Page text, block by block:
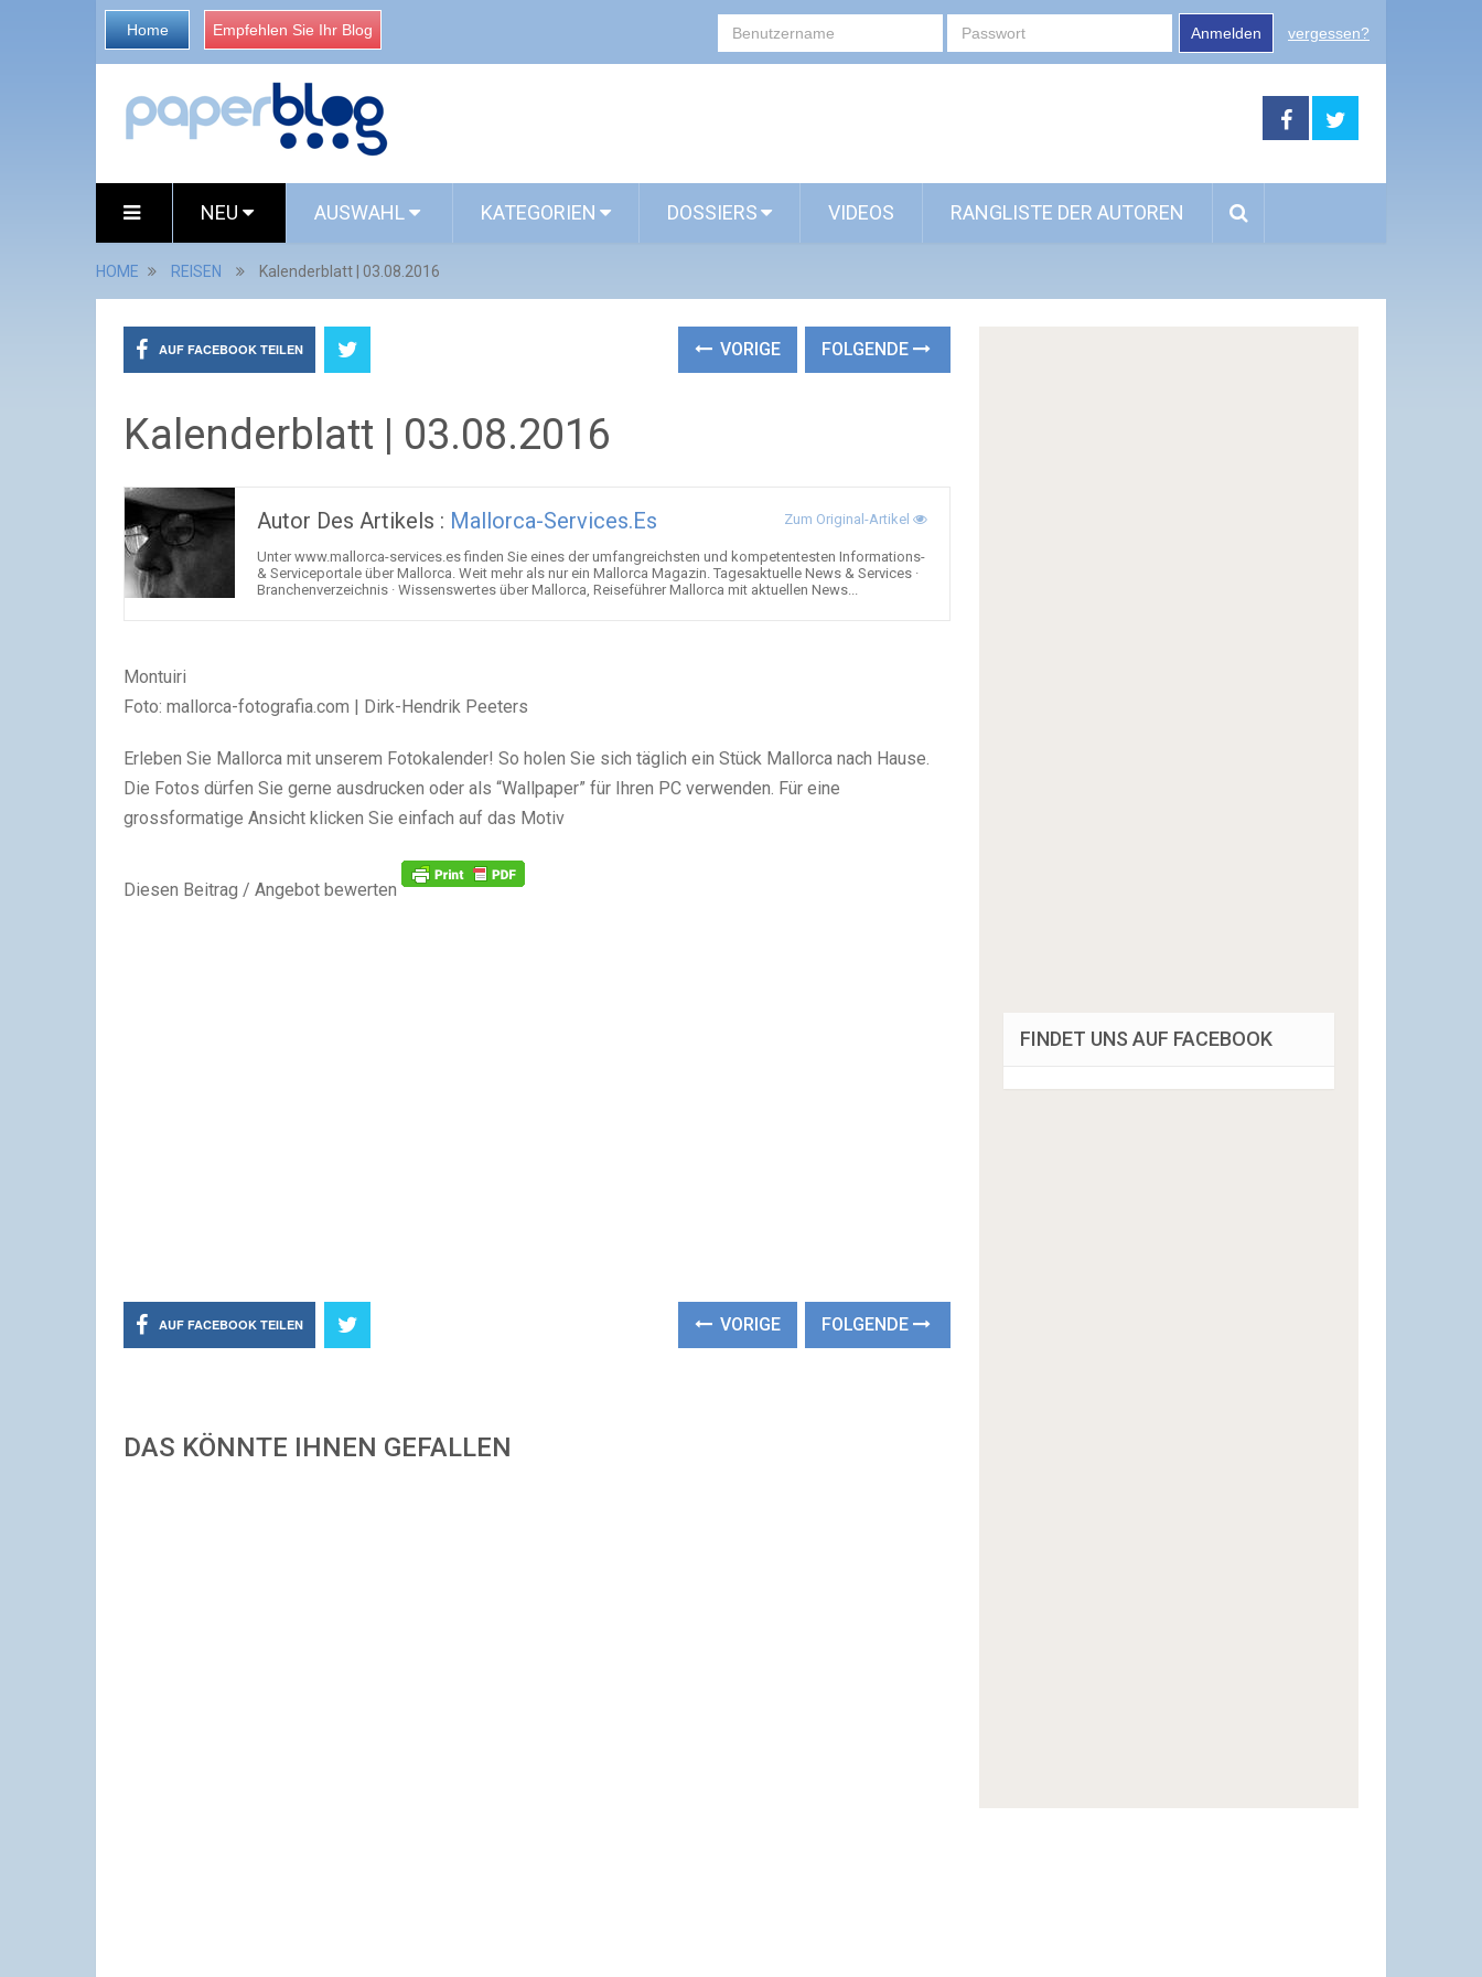
Home Empfehlen Sie Ihr Blog Anmelden vergessen?
NEU AUSWAHL KATEGORIEN DOSSIERS VIDEOS RANGLISTE DER AUTOREN
HOME REISEN Kalenderblatt | 03.08.2016
AUF FACEBOOK TEILEN VORIGE FOLGENDE
Kalenderblatt | 03.08.2016
Autor Des Artikels : Mallorca-Services.es Zum Original-Artikel
Unter www.mallorca-services.es finden Sie eines der umfangreichsten und kompetentesten Informations-
& Serviceportale über Mallorca. Weit mehr als nur ein Mallorca Magazin. Tagesaktuelle News & Services ·
Branchenverzeichnis · Wissenswertes über Mallorca, Reiseführer Mallorca mit aktuellen News...
Montuiri
Foto: mallorca-fotografia.com | Dirk-Hendrik Peeters
Erleben Sie Mallorca mit unserem Fotokalender! So holen Sie sich täglich ein Stück Mallorca nach Hause.
Die Fotos dürfen Sie gerne ausdrucken oder als “Wallpaper” für Ihren PC verwenden. Für eine
grossformatige Ansicht klicken Sie einfach auf das Motiv
Diesen Beitrag / Angebot bewerten
AUF FACEBOOK TEILEN VORIGE FOLGENDE
DAS KÖNNTE IHNEN GEFALLEN
FINDET UNS AUF FACEBOOK